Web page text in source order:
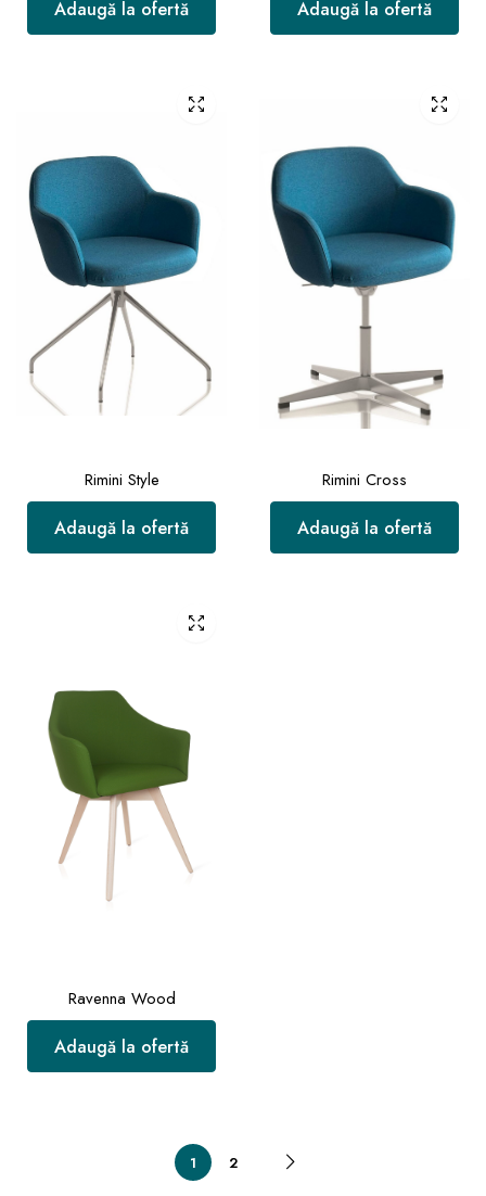
Adaugă la ofertă Adaugă la ofertă
Rimini Style
Adaugă la ofertă
Rimini Cross
Adaugă la ofertă
Ravenna Wood
Adaugă la ofertă
1 2